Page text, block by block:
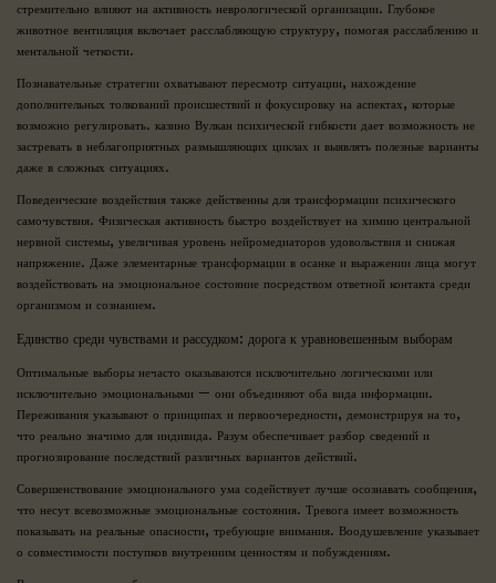
стремительно влияют на активность неврологической организации. Глубокое
животное вентиляция включает расслабляющую структуру, помогая расслаблению и
ментальной четкости.
Познавательные стратегии охватывают пересмотр ситуации, нахождение
дополнительных толкований происшествий и фокусировку на аспектах, которые
возможно регулировать. казино Вулкан психической гибкости дает возможность не
застревать в неблагоприятных размышляющих циклах и выявлять полезные варианты
даже в сложных ситуациях.
Поведенческие воздействия также действенны для трансформации психического
самочувствия. Физическая активность быстро воздействует на химию центральной
нервной системы, увеличивая уровень нейромедиаторов удовольствия и снижая
напряжение. Даже элементарные трансформации в осанке и выражении лица могут
воздействовать на эмоциональное состояние посредством ответной контакта среди
организмом и сознанием.
Единство среди чувствами и рассудком: дорога к уравновешенным выборам
Оптимальные выборы нечасто оказываются исключительно логическими или
исключительно эмоциональными — они объединяют оба вида информации.
Переживания указывают о принципах и первоочередности, демонстрируя на то,
что реально значимо для индивида. Разум обеспечивает разбор сведений и
прогнозирование последствий различных вариантов действий.
Совершенствование эмоционального ума содействует лучше осознавать сообщения,
что несут всевозможные эмоциональные состояния. Тревога имеет возможность
показывать на реальные опасности, требующие внимания. Воодушевление указывает
о совместимости поступков внутренним ценностям и побуждениям.